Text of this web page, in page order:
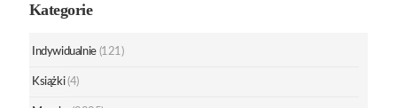
Kategorie
Indywidualnie (121)
Książki (4)